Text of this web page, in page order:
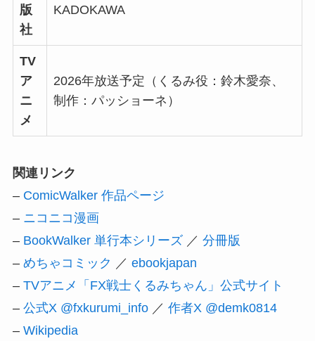
版
社
KADOKAWA
TV
ア
ニ
メ
2026年放送予定（くるみ役：鈴木愛奈、
制作：パッショーネ）
関連リンク
– ComicWalker 作品ページ
– ニコニコ漫画
– BookWalker 単行本シリーズ／ 分冊版
– めちゃコミック ／ ebookjapan
– TVアニメ「FX戦士くるみちゃん」公式サイト
– 公式X @fxkurumi_info／ 作者X @demk0814
– Wikipedia